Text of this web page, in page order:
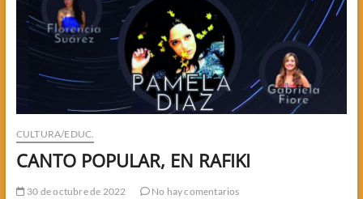
CULTURA/EDUC.
CANTO POPULAR, EN RAFIKI
30 de octubre de 2022 No hay comentarios